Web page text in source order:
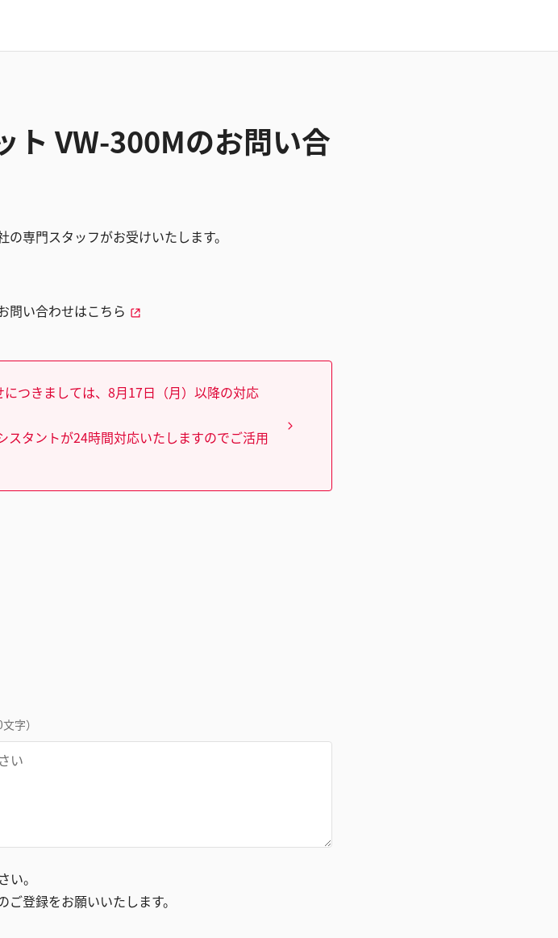
ト VW-300Mのお問い合
の専門スタッフがお受けいたします。
問い合わせはこちら
つきましては、8月17日（月）以降の対応
タントが24時間対応いたしますのでご活用
字）
。
登録をお願いいたします。